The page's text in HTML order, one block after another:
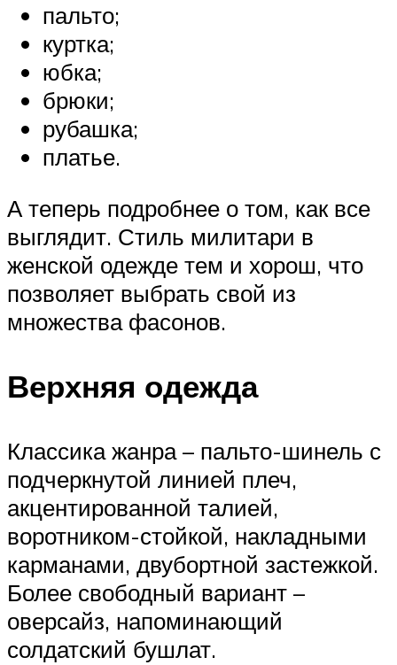
пальто;
куртка;
юбка;
брюки;
рубашка;
платье.
А теперь подробнее о том, как все
выглядит. Стиль милитари в
женской одежде тем и хорош, что
позволяет выбрать свой из
множества фасонов.
Верхняя одежда
Классика жанра – пальто-шинель с
подчеркнутой линией плеч,
акцентированной талией,
воротником-стойкой, накладными
карманами, двубортной застежкой.
Более свободный вариант –
оверсайз, напоминающий
солдатский бушлат.